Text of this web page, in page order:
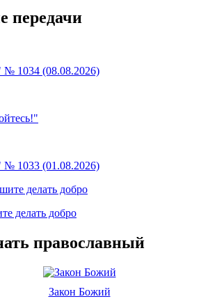
передачи
№ 1034 (08.08.2026)
№ 1033 (01.08.2026)
делать добро
православный
Закон Божий